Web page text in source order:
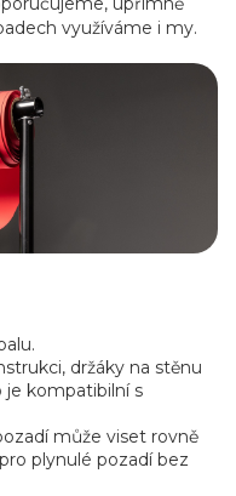
využíváme i my.
držáky na stěnu
je kompatibilní s
může viset rovně
plynulé pozadí bez